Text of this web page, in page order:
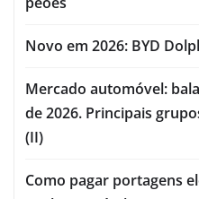
Novo em 2026: BYD
Mercado automóvel:
de 2026. Principais
(II)
Como pagar portagens